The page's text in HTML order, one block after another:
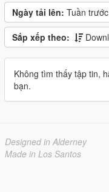
Ngày tải lên: Tuần trước
Sắp xếp theo:
Không tìm thấy tập tin,
bạn.
Designed in Alderney
Made in Los Santos